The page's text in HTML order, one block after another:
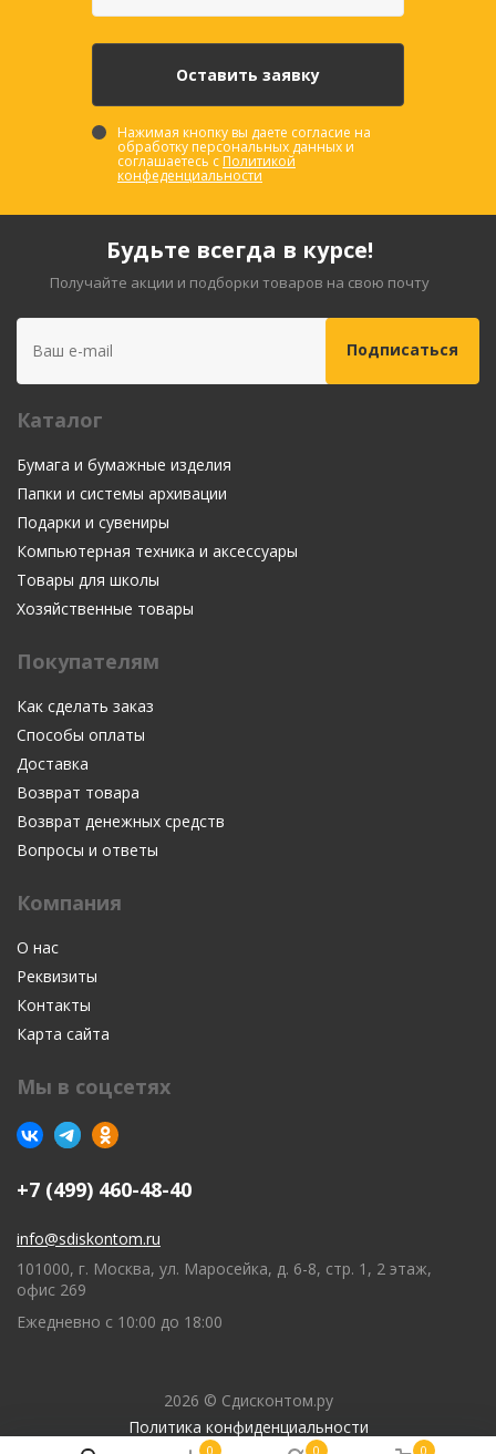
0 0 0
Нажимая кнопку вы даете согласие на
обработку персональных данных и
соглашаетесь с Политикой
конфеденциальности
Будьте всегда в курсе!
Получайте акции и подборки товаров на свою почту
Каталог
Бумага и бумажные изделия
Папки и системы архивации
Подарки и сувениры
Компьютерная техника и аксессуары
Товары для школы
Хозяйственные товары
Покупателям
Как сделать заказ
Способы оплаты
Доставка
Возврат товара
Возврат денежных средств
Вопросы и ответы
Компания
О нас
Реквизиты
Контакты
Карта сайта
Мы в соцсетях
+7 (499) 460-48-40
info@sdiskontom.ru
101000, г. Москва, ул. Маросейка, д. 6-8, стр. 1, 2 этаж,
офис 269
Ежедневно с 10:00 до 18:00
2026 © Сдисконтом.ру
Политика конфиденциальности